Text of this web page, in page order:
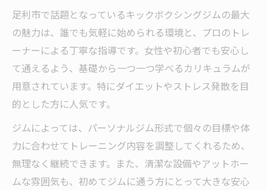
女性が安心して通うためのキックボクシン
グ体験談
自分らしく始める足利のキックボクシング体験
記
キックボクシング初体験で感じた変化と楽
しさ
足利市でキックボクシングを選んだ理由と
背景
女性目線で語るキックボクシングジム体験
談
足利市で話題となっているキックボクシングジムの最大
の魅力は、誰でも気軽に始められる環境と、プロのトレ
ーナーによる丁寧な指導です。女性や初心者でも安心し
て通えるよう、基礎から一つ一つ学べるカリキュラムが
用意されています。特にダイエットやストレス発散を目
的とした方に人気です。
ジムによっては、パーソナルジム形式で個々の目標や体
力に合わせてトレーニング内容を調整してくれるため、
無理なく継続できます。また、清潔な設備やアットホー
ムな雰囲気も、初めてジムに通う方にとって大きな安心